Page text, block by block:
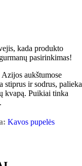
kada produkto
pasirinkimas!
aukštumose
ir sodrus, palieka
kvapą. Puikiai tinka
Kavos pupelės